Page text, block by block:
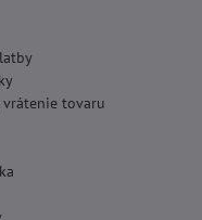
vrátenie tovaru